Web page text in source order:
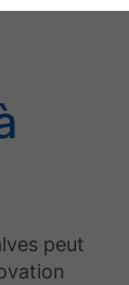
peut